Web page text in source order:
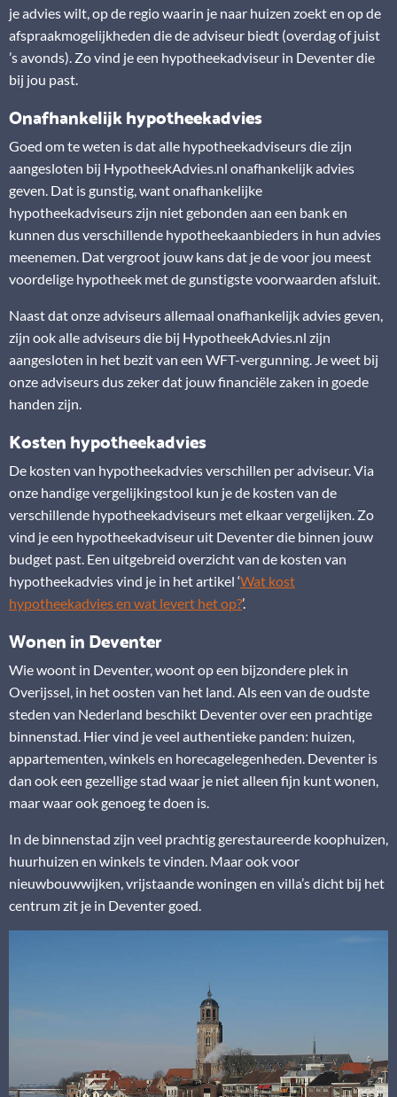
je advies wilt, op de regio waarin je naar huizen zoekt en op de
afspraakmogelijkheden die de adviseur biedt (overdag of juist
’s avonds). Zo vind je een hypotheekadviseur in Deventer die
bij jou past.
Onafhankelijk hypotheekadvies
Goed om te weten is dat alle hypotheekadviseurs die zijn
aangesloten bij HypotheekAdvies.nl onafhankelijk advies
geven. Dat is gunstig, want onafhankelijke
hypotheekadviseurs zijn niet gebonden aan een bank en
kunnen dus verschillende hypotheekaanbieders in hun advies
meenemen. Dat vergroot jouw kans dat je de voor jou meest
voordelige hypotheek met de gunstigste voorwaarden afsluit.
Naast dat onze adviseurs allemaal onafhankelijk advies geven,
zijn ook alle adviseurs die bij HypotheekAdvies.nl zijn
aangesloten in het bezit van een WFT-vergunning. Je weet bij
onze adviseurs dus zeker dat jouw financiële zaken in goede
handen zijn.
Kosten hypotheekadvies
De kosten van hypotheekadvies verschillen per adviseur. Via
onze handige vergelijkingstool kun je de kosten van de
verschillende hypotheekadviseurs met elkaar vergelijken. Zo
vind je een hypotheekadviseur uit Deventer die binnen jouw
budget past. Een uitgebreid overzicht van de kosten van
hypotheekadvies vind je in het artikel ‘Wat kost
hypotheekadvies en wat levert het op?’.
Wonen in Deventer
Wie woont in Deventer, woont op een bijzondere plek in
Overijssel, in het oosten van het land. Als een van de oudste
steden van Nederland beschikt Deventer over een prachtige
binnenstad. Hier vind je veel authentieke panden: huizen,
appartementen, winkels en horecagelegenheden. Deventer is
dan ook een gezellige stad waar je niet alleen fijn kunt wonen,
maar waar ook genoeg te doen is.
In de binnenstad zijn veel prachtig gerestaureerde koophuizen,
huurhuizen en winkels te vinden. Maar ook voor
nieuwbouwwijken, vrijstaande woningen en villa’s dicht bij het
centrum zit je in Deventer goed.